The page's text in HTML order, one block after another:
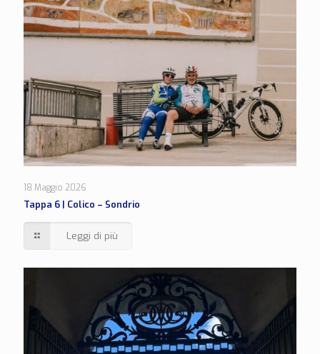
18 Maggio 2026
Tappa 6 | Colico – Sondrio
Leggi di più